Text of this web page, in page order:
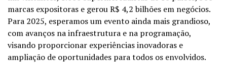
marcas expositoras e gerou R$ 4,2 bilhões em negócios.
Para 2025, esperamos um evento ainda mais grandioso,
com avanços na infraestrutura e na programação,
visando proporcionar experiências inovadoras e
ampliação de oportunidades para todos os envolvidos.